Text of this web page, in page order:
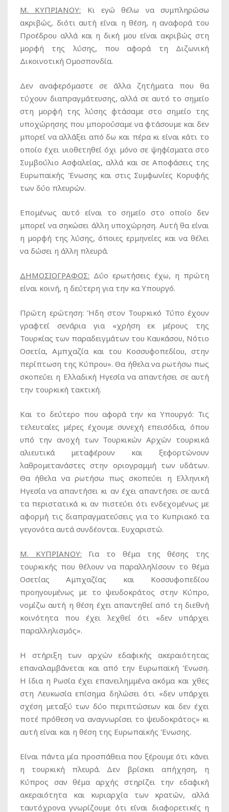
Μ. ΚΥΠΡΙΑΝΟΥ: Κι εγώ θέλω να συμπληρώσω
ακριβώς, διότι αυτή είναι η θέση, η αναφορά του
Προέδρου αλλά και η δική μου είναι ακριβώς στη
μορφή της λύσης, που αφορά τη Διζωνική
Δικοινοτική Ομοσπονδία.
Δεν αναφερόμαστε σε άλλα ζητήματα που θα
τύχουν διαπραγμάτευσης, αλλά σε αυτό το σημείο
στη μορφή της λύσης φτάσαμε στο σημείο της
υποχώρησης που μπορούσαμε να φτάσουμε και δεν
μπορεί να αλλάξει από δω και πέρα κι είναι κάτι το
οποίο έχει υιοθετηθεί όχι μόνο σε ψηφίσματα στο
Συμβούλιο Ασφαλείας, αλλά και σε Αποφάσεις της
Ευρωπαϊκής Ένωσης και στις Συμφωνίες Κορυφής
των δύο πλευρών.
Επομένως αυτό είναι το σημείο στο οποίο δεν
μπορεί να σηκώσει άλλη υποχώρηση. Αυτή θα είναι
η μορφή της λύσης, όποιες ερμηνείες και να θέλει
να δώσει η άλλη πλευρά.
ΔΗΜΟΣΙΟΓΡΑΦΟΣ: Δύο ερωτήσεις έχω, η πρώτη
είναι κοινή, η δεύτερη για την κα Υπουργό.
Πρώτη ερώτηση: Ήδη στον Τουρκικό Τύπο έχουν
γραφτεί σενάρια για «χρήση εκ μέρους της
Τουρκίας των παραδειγμάτων του Καυκάσου, Νότιο
Οσετία, Αμπχαζία και του Κοσσυφοπεδίου, στην
περίπτωση της Κύπρου». Θα ήθελα να ρωτήσω πως
σκοπεύει η Ελλαδική Ηγεσία να απαντήσει σε αυτή
την τουρκική τακτική.
Και το δεύτερο που αφορά την κα Υπουργό: Τις
τελευταίες μέρες έχουμε συνεχή επεισόδια, όπου
υπό την ανοχή των Τουρκικών Αρχών τουρκικά
αλιευτικά μεταφέρουν και ξεφορτώνουν
λαθρομετανάστες στην οριογραμμή των υδάτων.
Θα ήθελα να ρωτήσω πως σκοπεύει η Ελληνική
Ηγεσία να απαντήσει κι αν έχει απαντήσει σε αυτά
τα περιστατικά κι αν πιστεύει ότι ενδεχομένως με
αφορμή τις διαπραγματεύσεις για το Κυπριακό τα
γεγονότα αυτά συνδέονται. Ευχαριστώ.
Μ. ΚΥΠΡΙΑΝΟΥ: Για το θέμα της θέσης της
τουρκικής που θέλουν να παραλληλίσουν το θέμα
Οσετίας Αμπχαζίας και Κοσσυφοπεδίου
προηγουμένως με το ψευδοκράτος στην Κύπρο,
νομίζω αυτή η θέση έχει απαντηθεί από τη διεθνή
κοινότητα που έχει λεχθεί ότι «δεν υπάρχει
παραλληλισμός».
Η στήριξη των αρχών εδαφικής ακεραιότητας
επαναλαμβάνεται και από την Ευρωπαϊκή Ένωση.
Η ίδια η Ρωσία έχει επανειλημμένα ακόμα και χθες
στη Λευκωσία επίσημα δηλώσει ότι «δεν υπάρχει
σχέση μεταξύ των δύο περιπτώσεων και δεν έχει
ποτέ πρόθεση να αναγνωρίσει το ψευδοκράτος» κι
αυτή είναι και η θέση της Ευρωπαϊκής Ένωσης.
Είναι πάντα μία προσπάθεια που ξέρουμε ότι κάνει
η τουρκική πλευρά. Δεν βρίσκει απήχηση, η
Κύπρος σαν θέμα αρχής στηρίζει την εδαφική
ακεραιότητα και κυριαρχία των κρατών, αλλά
ταυτόχρονα γνωρίζουμε ότι είναι διαφορετικές η